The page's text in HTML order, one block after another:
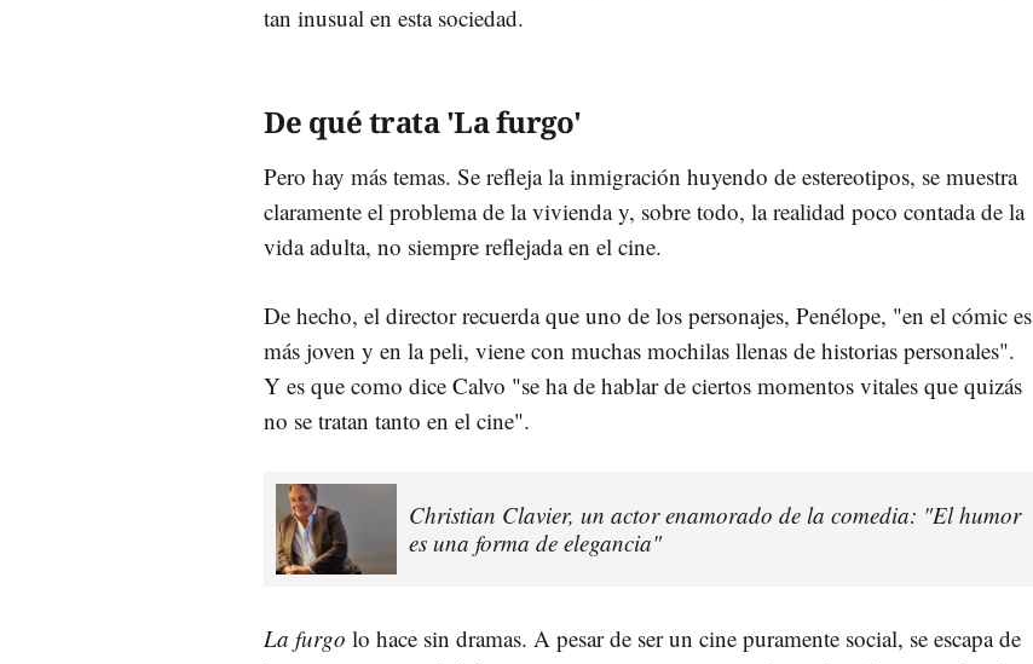
tan inusual en esta sociedad.
De qué trata 'La furgo'
Pero hay más temas. Se refleja la inmigración huyendo de estereotipos, se muestra
claramente el problema de la vivienda y, sobre todo, la realidad poco contada de la
vida adulta, no siempre reflejada en el cine.
De hecho, el director recuerda que uno de los personajes, Penélope, "en el cómic es
más joven y en la peli, viene con muchas mochilas llenas de historias personales".
Y es que como dice Calvo "se ha de hablar de ciertos momentos vitales que quizás
no se tratan tanto en el cine".
Christian Clavier, un actor enamorado de la comedia: "El humor
es una forma de elegancia"
La furgo lo hace sin dramas. A pesar de ser un cine puramente social, se escapa de